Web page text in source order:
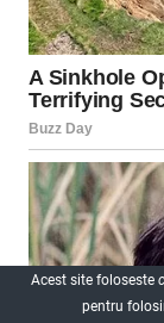
Acest site foloseste
pentru